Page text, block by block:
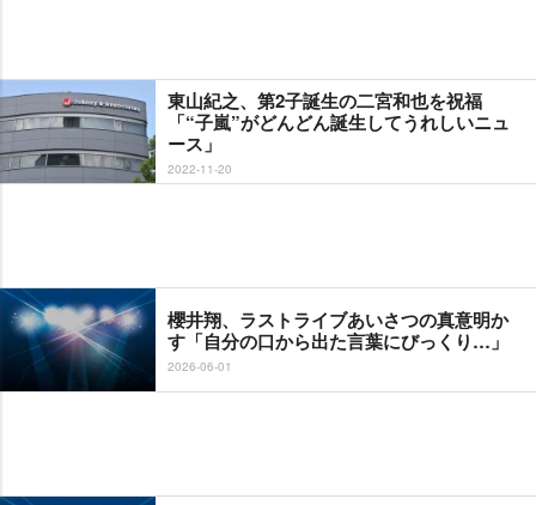
東山紀之、第2子誕生の二宮和也を祝福
「“子嵐”がどんどん誕生してうれしいニュ
ース」
2022-11-20
櫻井翔、ラストライブあいさつの真意明か
す「自分の口から出た言葉にびっくり…」
2026-06-01